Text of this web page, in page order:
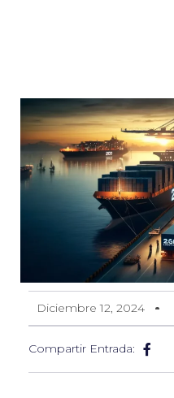
Diciembre 12, 2024
Compartir Entrada: